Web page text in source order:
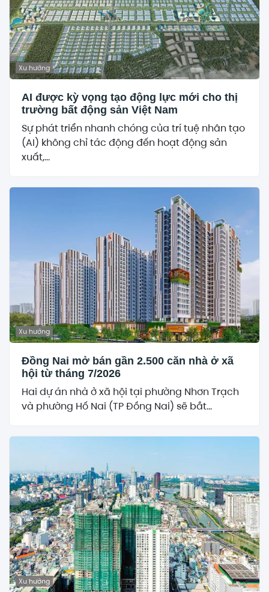
Xu hướng
AI được kỳ vọng tạo động lực mới cho thị
trường bất động sản Việt Nam
Sự phát triển nhanh chóng của trí tuệ nhân tạo
(AI) không chỉ tác động đến hoạt động sản
xuất,...
Xu hướng
Đồng Nai mở bán gần 2.500 căn nhà ở xã
hội từ tháng 7/2026
Hai dự án nhà ở xã hội tại phường Nhơn Trạch
và phường Hố Nai (TP Đồng Nai) sẽ bắt...
Xu hướng